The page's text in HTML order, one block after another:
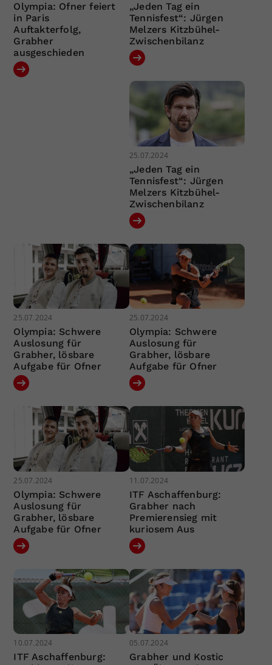
Olympia: Ofner feiert
in Paris
Auftakterfolg,
Grabher
ausgeschieden
„Jeden Tag ein
Tennisfest“: Jürgen
Melzers Kitzbühel-
Zwischenbilanz
25.07.2024
„Jeden Tag ein
Tennisfest“: Jürgen
Melzers Kitzbühel-
Zwischenbilanz
25.07.2024
Olympia: Schwere
Auslosung für
Grabher, lösbare
Aufgabe für Ofner
25.07.2024
Olympia: Schwere
Auslosung für
Grabher, lösbare
Aufgabe für Ofner
25.07.2024
Olympia: Schwere
Auslosung für
Grabher, lösbare
Aufgabe für Ofner
11.07.2024
ITF Aschaffenburg:
Grabher nach
Premierensieg mit
kuriosem Aus
10.07.2024
ITF Aschaffenburg:
05.07.2024
Grabher und Kostic